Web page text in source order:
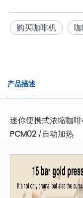
购买咖啡机
产品描述
迷你便携式浓缩咖
PCM02 /自动加热